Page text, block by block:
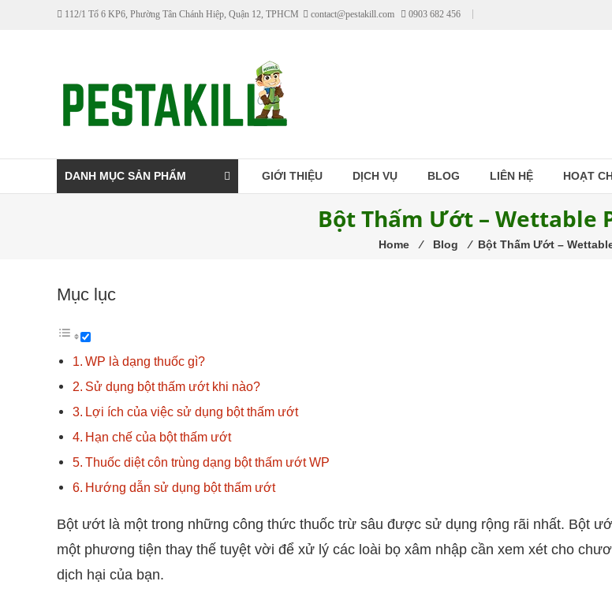
112/1 Tổ 6 KP6, Phường Tân Chánh Hiệp, Quận 12, TPHCM contact@pestakill.com 0903 682 456
Cửa
thuốc
diệt
DANH MỤC SẢN PHẨM GIỚI THIỆU DỊCH VỤ BLOG LIÊN HỆ HOẠT
Bột Thấm Ướt – Wettable
Home ⁄ Blog ⁄ Bột Thấm Ướt –
Mục lục
WP là dạng thuốc gì?
Sử dụng bột thấm ướt khi nào?
Lợi ích của việc sử dụng bột thấm ướt
Hạn chế của bột thấm ướt
Thuốc diệt côn trùng dạng bột thấm ướt WP
Hướng dẫn sử dụng bột thấm ướt
Bột ướt là một trong những công thức thuốc trừ sâu được sử dụng rộng rãi nhất. Bột
một phương tiện thay thế tuyệt vời để xử lý các loài bọ xâm nhập cần xem xét cho
dịch hại của bạn.